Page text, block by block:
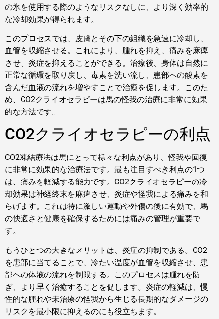
の氷を使用する際のようなリスクなしに、より深く効率的
な冷却効果が得られます。
このプロセスでは、皮膚とその下の組織を急速に冷却し、
血管を収縮させる。これにより、腫れを抑え、痛みを麻痺
させ、炎症を抑えることができる。治療後、身体は自然に
正常な循環を取り戻し、毒素を洗い流し、患部への酸素を
含んだ血液の流れを増やすことで治癒を促します。このた
め、CO2クライオセラピーは馬の怪我の治療に非常に効果
的な方法です。
CO2クライオセラピーの利点
CO2凍結療法は馬にとって様々な利点があり、怪我や回復
に非常に効果的な治療法です。最も注目すべき利点の1つ
は、痛みを軽減する能力です。CO2クライオセラピーの冷
却効果は神経終末を麻痺させ、炎症や怪我による痛みを和
らげます。これは特に激しい運動や外傷の後に有効で、馬
の快適さと健康を確保するためには痛みの管理が重要で
す。
もうひとつの大きなメリットは、炎症の抑制である。CO2
を患部に当てることで、冷たい温度が血管を収縮させ、患
部への体液の流れを制限する。このプロセスは腫れを防
ぎ、より早く治癒することを促します。炎症の軽減は、慢
性的な腫れや未治療の怪我から生じる長期的なダメージの
リスクを最小限に抑えるのにも役立ちます。